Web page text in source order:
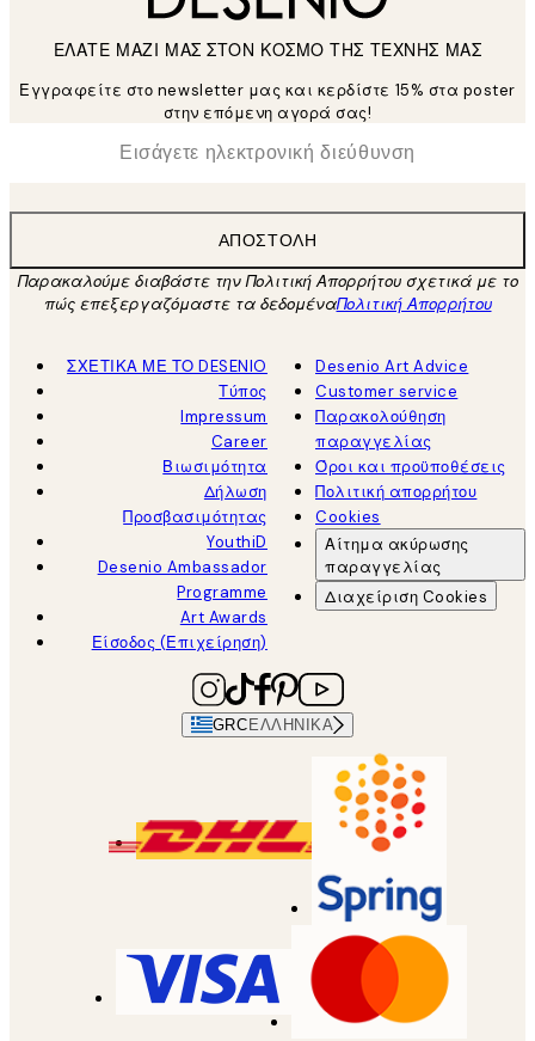
ΕΛΑΤΕ ΜΑΖΙ ΜΑΣ ΣΤΟΝ ΚΟΣΜΟ ΤΗΣ ΤΕΧΝΗΣ ΜΑΣ
Εγγραφείτε στο newsletter μας και κερδίστε 15% στα poster
στην επόμενη αγορά σας!
Ηλεκτρονική Διεύθυνση
ΑΠΟΣΤΟΛΉ
Παρακαλούμε διαβάστε την Πολιτική Απορρήτου σχετικά με το
πώς επεξεργαζόμαστε τα δεδομέναΠολιτική Απορρήτου
ΣΧΕΤΙΚΑ ΜΕ ΤΟ DESENIO
Τύπος
Impressum
Career
Βιωσιμότητα
Δήλωση
Προσβασιμότητας
YouthiD
Desenio Ambassador
Programme
Art Awards
Είσοδος (Επιχείρηση)
Desenio Art Advice
Customer service
Παρακολούθηση
παραγγελίας
Όροι και προϋποθέσεις
Πολιτική απορρήτου
Cookies
Αίτημα ακύρωσης
παραγγελίας
Διαχείριση Cookies
GRC ΕΛΛΗΝΙΚΆ